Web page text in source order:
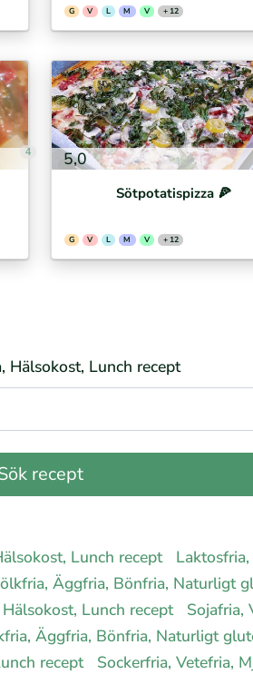
G V L M V + 12
4 5,0
Sötpotatispizza 🍕⁣
G V L M V + 12
Lunch recept
Lunch recept
Äggfria, Bönfria, Naturligt
Lunch recept
Sojafria,
Äggfria, Bönfria, Naturligt
recept
Sockerfria, Vetefria,